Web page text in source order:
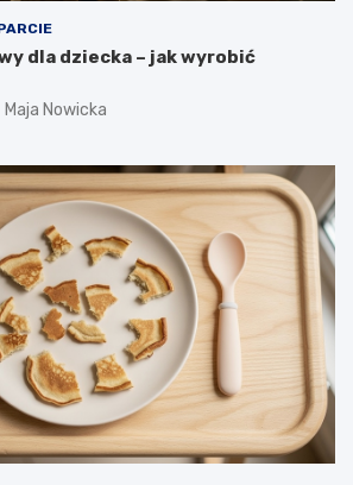
dla dziecka – jak wyrobić
Maja Nowicka